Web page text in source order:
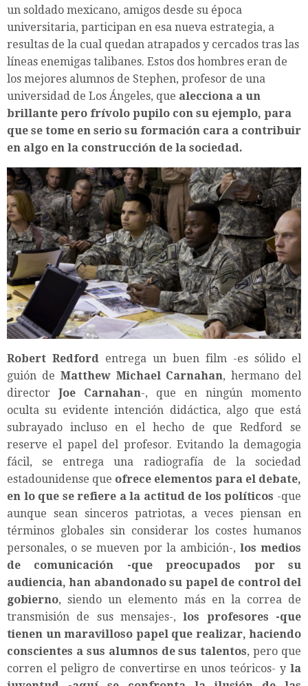
un soldado mexicano, amigos desde su época
universitaria, participan en esa nueva estrategia, a
resultas de la cual quedan atrapados y cercados tras las
líneas enemigas talibanes. Estos dos hombres eran de
los mejores alumnos de Stephen, profesor de una
universidad de Los Ángeles, que alecciona a un
brillante pero frívolo pupilo con su ejemplo, para
que se tome en serio su formación cara a contribuir
en algo en la construcción de la sociedad.
Robert Redford entrega un buen film -es sólido el
guión de Matthew Michael Carnahan, hermano del
director Joe Carnahan-, que en ningún momento
oculta su evidente intención didáctica, algo que está
subrayado incluso en el hecho de que Redford se
reserve el papel del profesor. Evitando la demagogia
fácil, se entrega una radiografía de la sociedad
estadounidense que ofrece elementos para el debate,
en lo que se refiere a la actitud de los políticos -que
aunque sean sinceros patriotas, a veces piensan en
términos globales sin considerar los costes humanos
personales, o se mueven por la ambición-, los medios
de comunicación -que preocupados por su
audiencia, han abandonado su papel de control del
gobierno, siendo un elemento más en la correa de
transmisión de sus mensajes-,los profesores -que
tienen un maravilloso papel que realizar, haciendo
conscientes a sus alumnos de sus talentos, pero que
corren el peligro de convertirse en unos teóricos- y la